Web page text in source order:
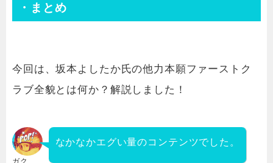
・まとめ
今回は、坂本よしたか氏の他力本願ファーストク
ラブ全貌とは何か？解説しました！
ガク
なかなかエグい量のコンテンツでした。